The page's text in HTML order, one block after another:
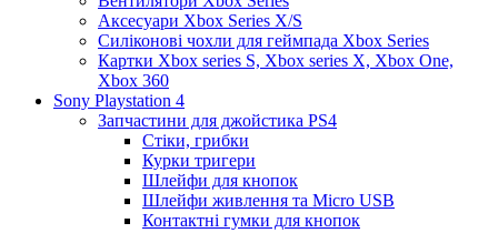
Аксесуари Xbox Series X/S
Силіконові чохли для геймпада Xbox Series
Картки Xbox series S, Xbox series X, Xbox One,
Xbox 360
Sony Playstation 4
Запчастини для джойстика PS4
Стіки, грибки
Курки тригери
Шлейфи для кнопок
Шлейфи живлення та Micro USB
Контактні гумки для кнопок